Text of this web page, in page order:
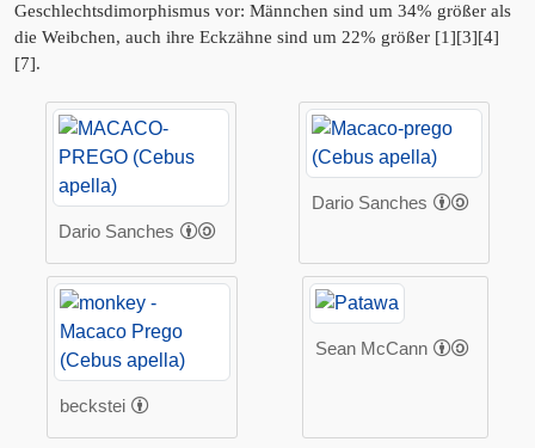
Geschlechtsdimorphismus vor: Männchen sind um 34% größer als
die Weibchen, auch ihre Eckzähne sind um 22% größer [1][3][4]
[7].
Dario Sanches
Dario Sanches
beckstei
Sean McCann